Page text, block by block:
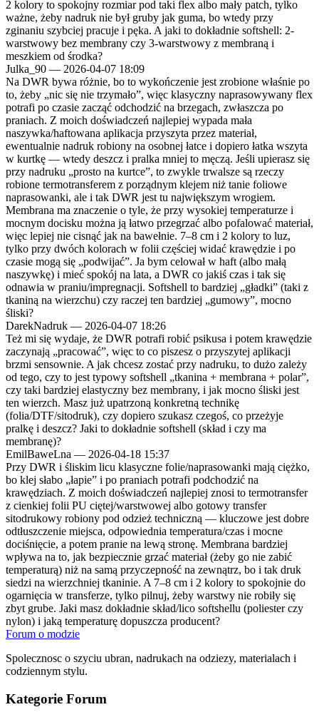
2 kolory to spokojny rozmiar pod taki flex albo mały patch, tylko
ważne, żeby nadruk nie był gruby jak guma, bo wtedy przy
zginaniu szybciej pracuje i pęka. A jaki to dokładnie softshell: 2-
warstwowy bez membrany czy 3-warstwowy z membraną i
meszkiem od środka?
Julka_90 — 2026-04-07 18:09
Na DWR bywa różnie, bo to wykończenie jest zrobione właśnie po
to, żeby „nic się nie trzymało”, więc klasyczny naprasowywany flex
potrafi po czasie zacząć odchodzić na brzegach, zwłaszcza po
praniach. Z moich doświadczeń najlepiej wypada mała
naszywka/haftowana aplikacja przyszyta przez materiał,
ewentualnie nadruk robiony na osobnej łatce i dopiero łatka wszyta
w kurtkę — wtedy deszcz i pralka mniej to męczą. Jeśli upierasz się
przy nadruku „prosto na kurtce”, to zwykle trwalsze są rzeczy
robione termotransferem z porządnym klejem niż tanie foliowe
naprasowanki, ale i tak DWR jest tu największym wrogiem.
Membrana ma znaczenie o tyle, że przy wysokiej temperaturze i
mocnym docisku można ją łatwo przegrzać albo pofalować materiał,
więc lepiej nie cisnąć jak na bawełnie. 7–8 cm i 2 kolory to luz,
tylko przy dwóch kolorach w folii częściej widać krawędzie i po
czasie mogą się „podwijać”. Ja bym celował w haft (albo małą
naszywkę) i mieć spokój na lata, a DWR co jakiś czas i tak się
odnawia w praniu/impregnacji. Softshell to bardziej „gładki” (taki z
tkaniną na wierzchu) czy raczej ten bardziej „gumowy”, mocno
śliski?
DarekNadruk — 2026-04-07 18:26
Też mi się wydaje, że DWR potrafi robić psikusa i potem krawędzie
zaczynają „pracować”, więc to co piszesz o przyszytej aplikacji
brzmi sensownie. A jak chcesz zostać przy nadruku, to dużo zależy
od tego, czy to jest typowy softshell „tkanina + membrana + polar”,
czy taki bardziej elastyczny bez membrany, i jak mocno śliski jest
ten wierzch. Masz już upatrzoną konkretną technikę
(folia/DTF/sitodruk), czy dopiero szukasz czegoś, co przeżyje
pralkę i deszcz? Jaki to dokładnie softshell (skład i czy ma
membranę)?
EmilBaweLna — 2026-04-18 15:37
Przy DWR i śliskim licu klasyczne folie/naprasowanki mają ciężko,
bo klej słabo „łapie” i po praniach potrafi podchodzić na
krawędziach. Z moich doświadczeń najlepiej znosi to termotransfer
z cienkiej folii PU ciętej/warstwowej albo gotowy transfer
sitodrukowy robiony pod odzież techniczną — kluczowe jest dobre
odtłuszczenie miejsca, odpowiednia temperatura/czas i mocne
dociśnięcie, a potem pranie na lewą stronę. Membrana bardziej
wpływa na to, jak bezpiecznie grzać materiał (żeby go nie zabić
temperaturą) niż na samą przyczepność na zewnątrz, bo i tak druk
siedzi na wierzchniej tkaninie. A 7–8 cm i 2 kolory to spokojnie do
ogarnięcia w transferze, tylko pilnuj, żeby warstwy nie robiły się
zbyt grube. Jaki masz dokładnie skład/lico softshellu (poliester czy
nylon) i jaką temperaturę dopuszcza producent?
Forum o modzie
Spolecznosc o szyciu ubran, nadrukach na odziezy, materialach i
codziennym stylu.
Kategorie Forum